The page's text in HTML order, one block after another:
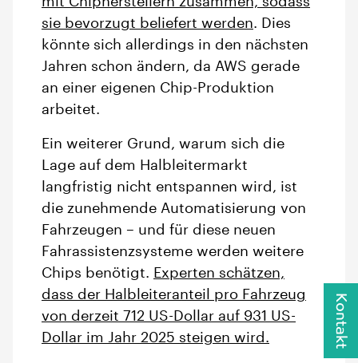
sie bevorzugt beliefert werden. Dies
könnte sich allerdings in den nächsten
Jahren schon ändern, da AWS gerade
an einer eigenen Chip-Produktion
arbeitet.
Ein weiterer Grund, warum sich die
Lage auf dem Halbleitermarkt
langfristig nicht entspannen wird, ist
die zunehmende Automatisierung von
Fahrzeugen – und für diese neuen
Fahrassistenzsysteme werden weitere
Chips benötigt. Experten schätzen,
dass der Halbleiteranteil pro Fahrzeug
von derzeit 712 US-Dollar auf 931 US-
Dollar im Jahr 2025 steigen wird.
Kontakt